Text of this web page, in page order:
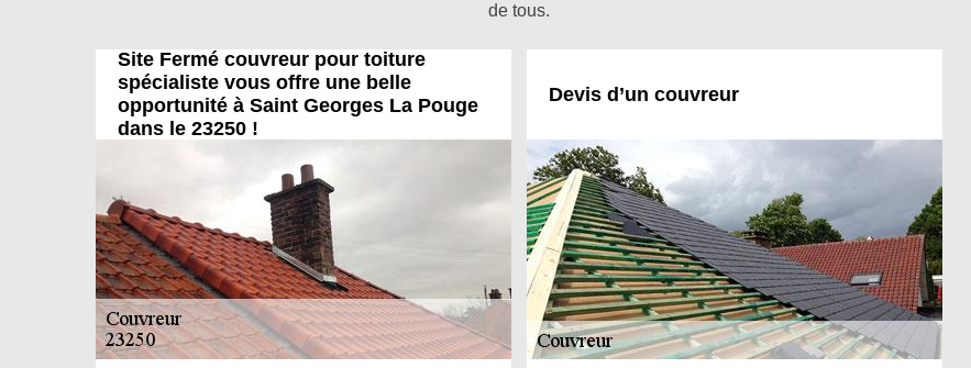
de tous.
Site Fermé couvreur pour toiture
spécialiste vous offre une belle
opportunité à Saint Georges La Pouge
dans le 23250 !
Devis d’un couvreur